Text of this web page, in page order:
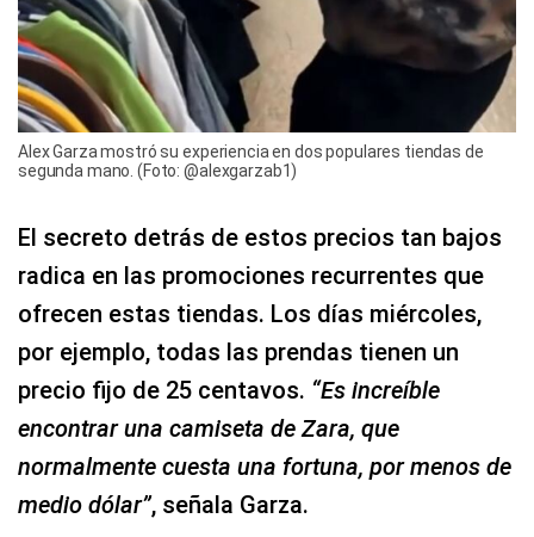
Alex Garza mostró su experiencia en dos populares tiendas de
segunda mano. (Foto: @alexgarzab1)
El secreto detrás de estos precios tan bajos
radica en las promociones recurrentes que
ofrecen estas tiendas. Los días miércoles,
por ejemplo, todas las prendas tienen un
precio fijo de 25 centavos. “Es increíble
encontrar una camiseta de Zara, que
normalmente cuesta una fortuna, por menos de
medio dólar”, señala Garza.